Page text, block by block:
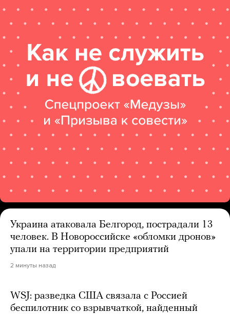
Украина атаковала Белгород, пострадали 13
человек. В Новороссийске «обломки дронов»
упали на территории предприятий
2 минуты назад
WSJ: разведка США связала с Россией
беспилотник со взрывчаткой, найденный